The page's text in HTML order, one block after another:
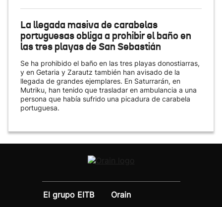
La llegada masiva de carabelas
portuguesas obliga a prohibir el baño en
las tres playas de San Sebastián
Se ha prohibido el baño en las tres playas donostiarras,
y en Getaria y Zarautz también han avisado de la
llegada de grandes ejemplares. En Saturrarán, en
Mutriku, han tenido que trasladar en ambulancia a una
persona que había sufrido una picadura de carabela
portuguesa.
El grupo EITB
Orain